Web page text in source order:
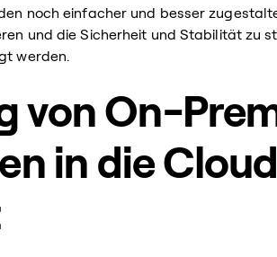
noch einfacher und besser
und die Sicherheit und Stabilität zu
werden.
von On-
in die